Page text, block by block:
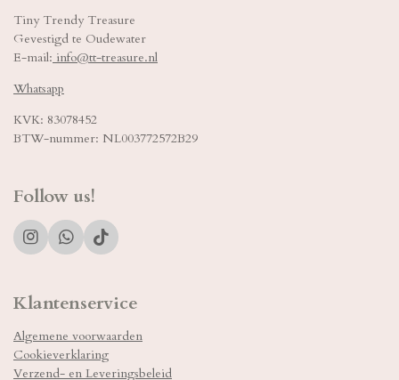
Tiny Trendy Treasure
Gevestigd te Oudewater
E-mail: info@tt-treasure.nl
Whatsapp
KVK: 83078452
BTW-nummer: NL003772572B29
Follow us!
I
n
t
a
r
a
m
W
h
s
p
p
T
i
o
Klantenservice
Algemene voorwaarden
Cookieverklaring
Verzend- en Leveringsbeleid